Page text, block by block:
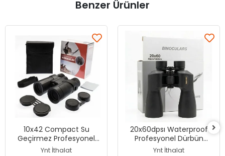
Benzer Ürünler
10x42 Compact Su
Geçirmez Profesyonel
Dürbün
Ynt İthalat
20x60dpsı Waterproof
Profesyonel Dürbün
1000m/49m
Ynt İthalat